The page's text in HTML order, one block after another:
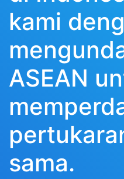
kami
ASEAN
sama.